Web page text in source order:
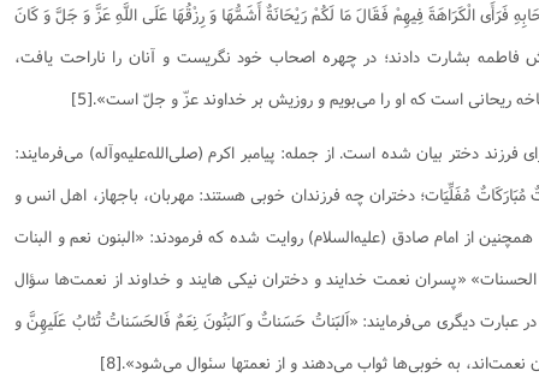
فَرَأَى الْكَرَاهَةَ فِيهِمْ فَقَالَ مَا لَكُمْ رَيْحَانَةٌ أَشَمُّهَا وَ رِزْقُهَا عَلَى اللَّهِ عَزَّ وَ جَلَّ وَ كَانَ
فاطمه بشارت دادند؛ در چهره اصحاب خود نگریست و آنان را ناراحت یافت،
ریحانی است که او را می‌بویم و روزیش بر خداوند عزّ و جلّ است».[5]
فرزند دختر بیان شده است. از جمله: پیامبر اکرم (صلی‌الله‌علیه‌و‌آله) می‌فرمایند:
مُبَارَكَاتٌ مُفَلِّيَات‏؛ دختران چه فرزندان خوبی هستند: مهربان، باجهاز، اهل انس و
با برکت و با نظافت می‌باشند».[6] همچنین از امام صادق (علیه‌السلام) روایت شده که فرمودند: «البنون نعم و البنات
«پسران نعمت خدایند و دختران نیکی هایند و خداوند از نعمت‌ها سؤال
و بر نیکی‌ها پاداش می‌دهد» [7] و در عبارت دیگری می‌فرمایند: «اَلبَناتُ حَسَناتٌ و َالبَنُونَ نِعَمٌ فَالحَسَناتُ تُثابُ عَلَيهِنَّ و
نعمت‏‌اند، به خوبى‏‌ها ثواب مى‏‌دهند و از نعمت‏ها سئوال مى‏‌شود».[8]